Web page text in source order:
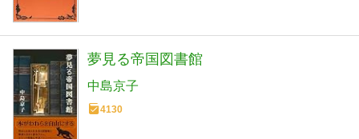
夢見る帝国図書館
中島京子
4130